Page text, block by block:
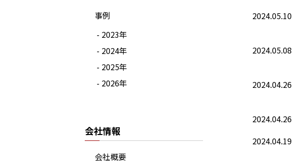
事例
- 2023年
- 2024年
- 2025年
- 2026年
会社情報
会社概要
2024.05.10
2024.05.08
2024.04.26
2024.04.26
2024.04.19